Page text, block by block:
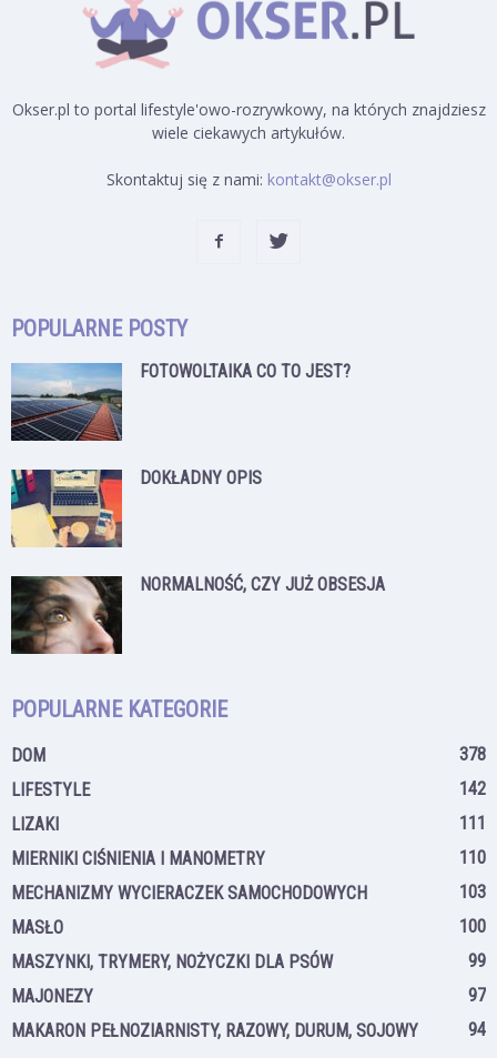
Okser.pl to portal lifestyle'owo-rozrywkowy, na których znajdziesz
wiele ciekawych artykułów.
Skontaktuj się z nami: kontakt@okser.pl
POPULARNE POSTY
FOTOWOLTAIKA CO TO JEST?
DOKŁADNY OPIS
NORMALNOŚĆ, CZY JUŻ OBSESJA
POPULARNE KATEGORIE
DOM
378
LIFESTYLE
142
LIZAKI
111
MIERNIKI CIŚNIENIA I MANOMETRY
110
MECHANIZMY WYCIERACZEK SAMOCHODOWYCH
103
MASŁO
100
MASZYNKI, TRYMERY, NOŻYCZKI DLA PSÓW
99
MAJONEZY
97
MAKARON PEŁNOZIARNISTY, RAZOWY, DURUM, SOJOWY
94